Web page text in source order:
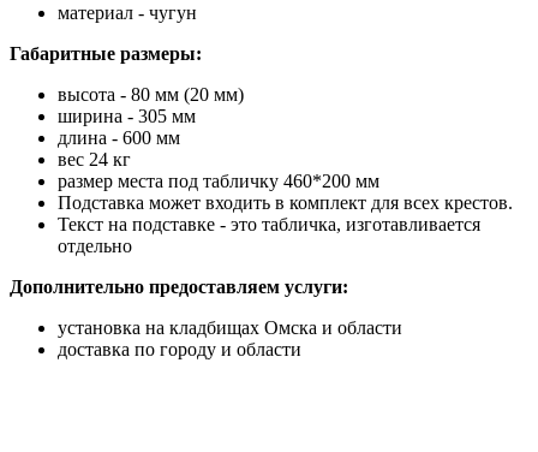
материал - чугун
Габаритные размеры:
высота - 80 мм (20 мм)
ширина - 305 мм
длина - 600 мм
вес 24 кг
размер места под табличку 460*200 мм
Подставка может входить в комплект для всех крестов.
Текст на подставке - это табличка, изготавливается
отдельно
Дополнительно предоставляем услуги:
установка на кладбищах Омска и области
доставка по городу и области